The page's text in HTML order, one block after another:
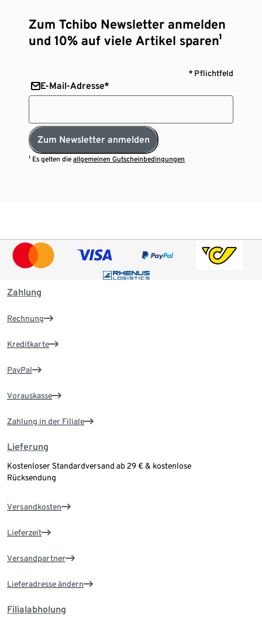
Zum Tchibo Newsletter anmelden
und 10% auf viele Artikel sparen¹
* Pflichtfeld
E-Mail-Adresse*
Zum Newsletter anmelden
¹ Es gelten dieallgemeinen Gutscheinbedingungen
Zahlung
Rechnung
Kreditkarte
PayPal
Vorauskasse
Zahlung in der Filiale
Lieferung
Kostenloser Standardversand ab 29 € & kostenlose
Rücksendung
Versandkosten
Lieferzeit
Versandpartner
Lieferadresse ändern
Filialabholung